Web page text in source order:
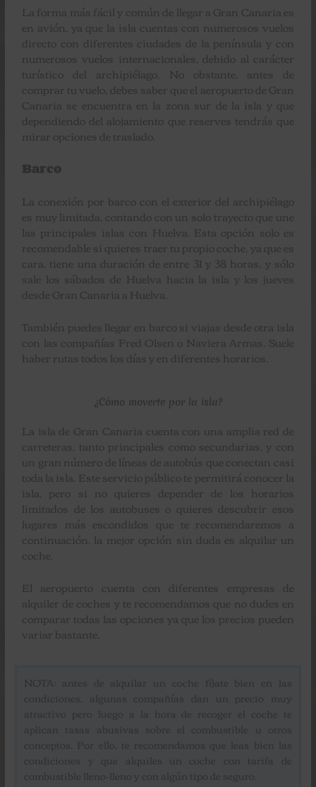
La forma más fácil y común de llegar a Gran Canaria es
en avión, ya que la isla cuentas con numerosos vuelos
directo con diferentes ciudades de la península y con
numerosos vuelos internacionales, debido al carácter
turístico del archipiélago. No obstante, antes de
comprar tu vuelo, debes saber que el aeropuerto de Gran
Canaria se encuentra en la zona sur de la isla y que
dependiendo del alojamiento que reserves tendrás que
mirar opciones de traslado.
Barco
La conexión por barco con el exterior del archipiélago
es muy limitada, contando con un solo trayecto que une
las principales islas con Huelva. Esta opción solo es
recomendable si quieres traer tu propio coche, ya que es
cara, tiene una duración de entre 31 y 38 horas, y sólo
sale los sábados de Huelva hacia la isla y los jueves
desde Gran Canaria a Huelva.
También puedes llegar en barco si viajas desde otra isla
con las compañías Fred Olsen o Naviera Armas. Suele
haber rutas todos los días y en diferentes horarios.
¿Cómo moverte por la isla?
La isla de Gran Canaria cuenta con una amplia red de
carreteras, tanto principales como secundarias, y con
un gran número de líneas de autobús que conectan casi
toda la isla. Este servicio público te permitirá conocer la
isla, pero si no quieres depender de los horarios
limitados de los autobuses o quieres descubrir esos
lugares más escondidos que te recomendaremos a
continuación, la mejor opción sin duda es alquilar un
coche.
El aeropuerto cuenta con diferentes empresas de
alquiler de coches y te recomendamos que no dudes en
comparar todas las opciones ya que los precios pueden
variar bastante.
NOTA: antes de alquilar un coche fíjate bien en las
condiciones, algunas compañías dan un precio muy
atractivo pero luego a la hora de recoger el coche te
aplican tasas abusivas sobre el combustible u otros
conceptos. Por ello, te recomendamos que leas bien las
condiciones y que alquiles un coche con tarifa de
combustible lleno-lleno y con algún tipo de seguro.